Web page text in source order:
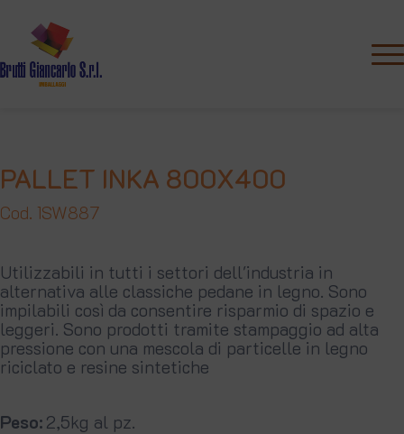
PALLET INKA 800X400
Cod. 1SW887
Utilizzabili in tutti i settori dell'industria in
alternativa alle classiche pedane in legno. Sono
impilabili così da consentire risparmio di spazio e
leggeri. Sono prodotti tramite stampaggio ad alta
pressione con una mescola di particelle in legno
riciclato e resine sintetiche
Peso 2,5kg al pz.